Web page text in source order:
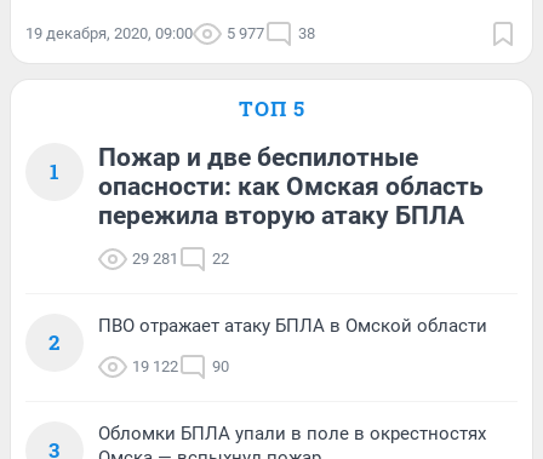
19 декабря, 2020, 09:00 5 977 38
ТОП 5
1
Пожар и две беспилотные
опасности: как Омская область
пережила вторую атаку БПЛА
29 281 22
2
ПВО отражает атаку БПЛА в Омской области
19 122 90
3
Обломки БПЛА упали в поле в окрестностях